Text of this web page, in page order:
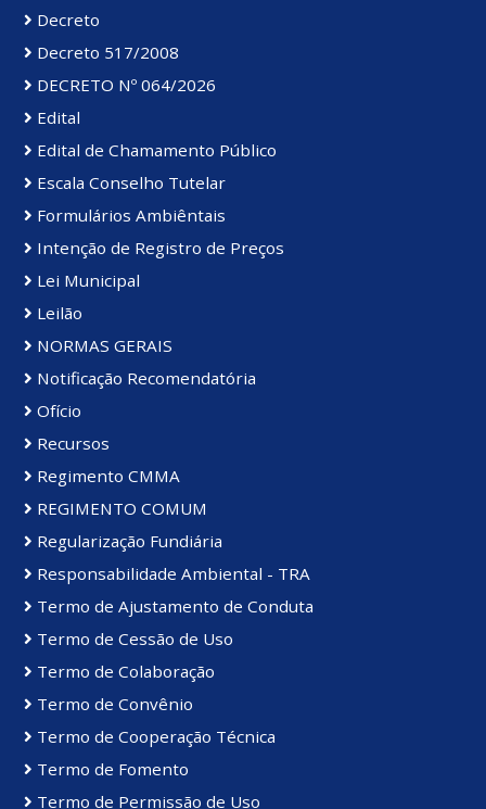
Decreto
Decreto 517/2008
DECRETO Nº 064/2026
Edital
Edital de Chamamento Público
Escala Conselho Tutelar
Formulários Ambiêntais
Intenção de Registro de Preços
Lei Municipal
Leilão
NORMAS GERAIS
Notificação Recomendatória
Ofício
Recursos
Regimento CMMA
REGIMENTO COMUM
Regularização Fundiária
Responsabilidade Ambiental - TRA
Termo de Ajustamento de Conduta
Termo de Cessão de Uso
Termo de Colaboração
Termo de Convênio
Termo de Cooperação Técnica
Termo de Fomento
Termo de Permissão de Uso